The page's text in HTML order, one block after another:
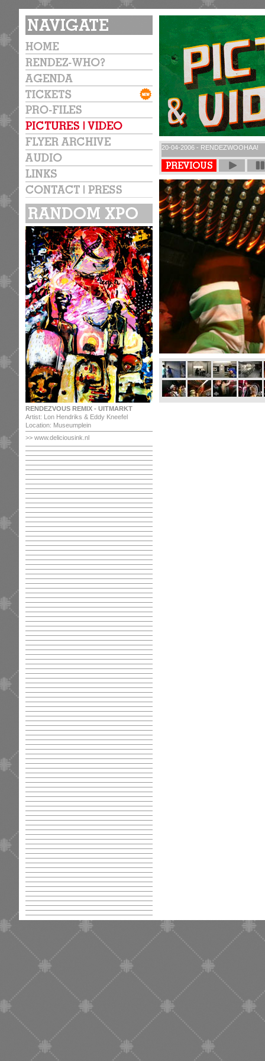
RENDEZVOUS REMIX - UITMARKT
Artist: Lon Hendriks & Eddy Kneefel
Location: Museumplein
>> www.deliciousink.nl
20-04-2006 - RENDEZWOOHAA!